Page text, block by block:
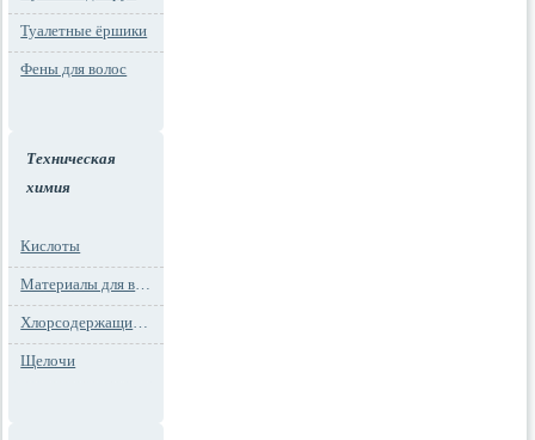
Туалетные ёршики
Фены для волос
Техническая
химия
Кислоты
Материалы для водоподготовки
Хлорсодержащие препараты
Щелочи